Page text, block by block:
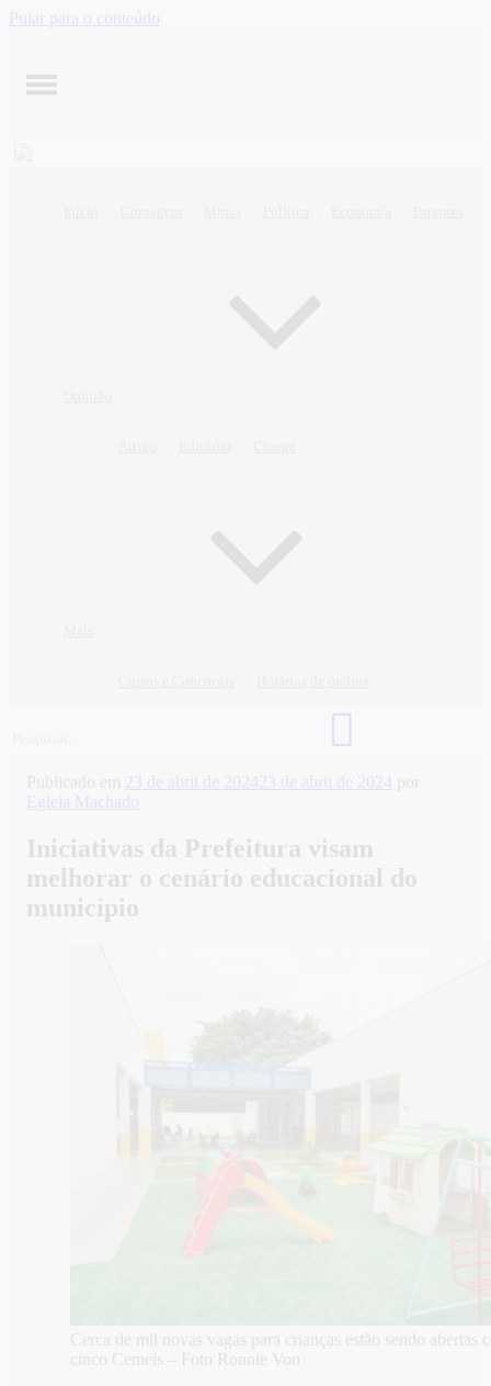
Pular para o conteúdo
Publicado em 23 de abril de 2024 23 de abril de 2024 por
Egleia Machado
Iniciativas da Prefeitura visam
melhorar o cenário educacional do
município
Cerca de mil novas vagas para crianças estão sendo abertas
cinco Cemeis – Foto Ronnie Von